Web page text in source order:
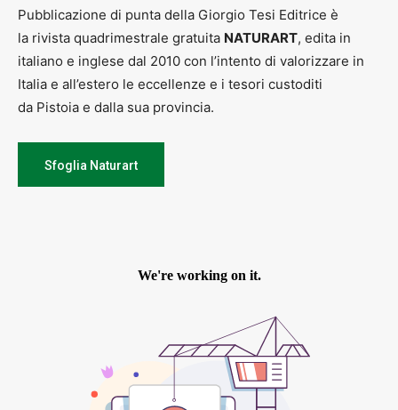
Pubblicazione di punta della Giorgio Tesi Editrice è
la rivista quadrimestrale gratuita NATURART, edita in
italiano e inglese dal 2010 con l’intento di valorizzare in
Italia e all’estero le eccellenze e i tesori custoditi
da Pistoia e dalla sua provincia.
Sfoglia Naturart